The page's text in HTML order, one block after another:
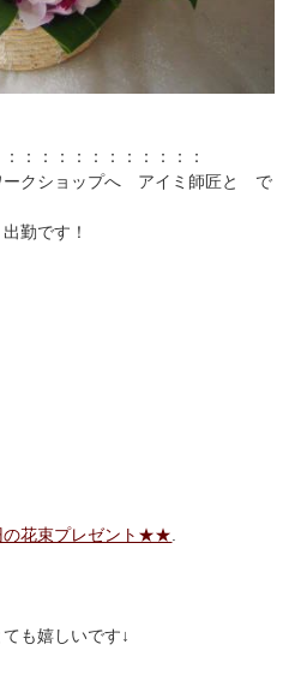
：：：：：：：：：：：
クショップへ アイミ師匠と で
勤です！
花束プレゼント★★
も嬉しいです↓